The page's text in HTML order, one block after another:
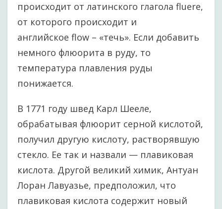
происходит от латинского глагола fluere,
от которого происходит и
английское flow – «течь». Если добавить
немного флюорита в руду, то
температура плавления руды
понижается.
В 1771 году швед Карл Шееле,
обрабатывая флюорит серной кислотой,
получил другую кислоту, растворявшую
стекло. Ее так и назвали — плавиковая
кислота. Другой великий химик, Антуан
Лоран Лавуазье, предположил, что
плавиковая кислота содержит новый